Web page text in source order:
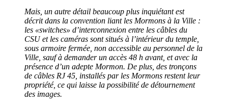
Mais, un autre détail beaucoup plus inquiétant est
décrit dans la convention liant les Mormons à la Ville :
les «switches» d’interconnexion entre les câbles du
CSU et les caméras sont situés à l’intérieur du temple,
sous armoire fermée, non accessible au personnel de la
Ville, sauf à demander un accès 48 h avant, et avec la
présence d’un adepte Mormon. De plus, des tronçons
de câbles RJ 45, installés par les Mormons restent leur
propriété, ce qui laisse la possibilité de détournement
des images.